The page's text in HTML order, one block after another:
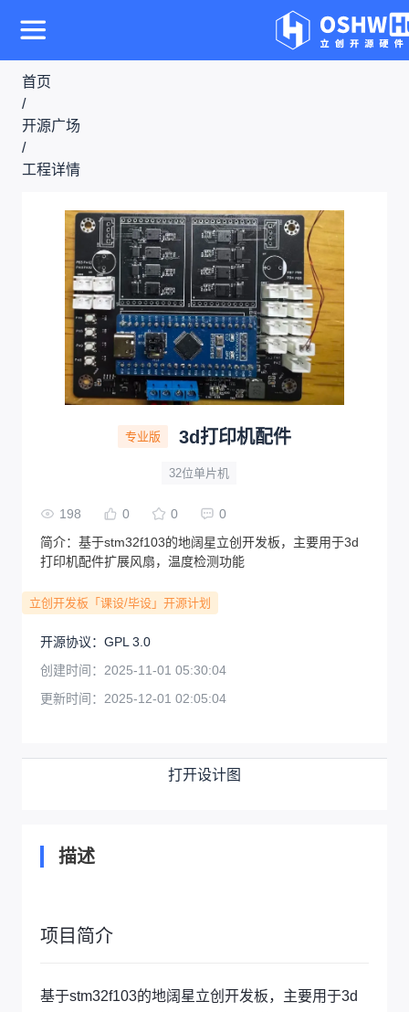
首页
/
开源广场
/
工程详情
专业版 3d打印机配件
32位单片机
198 0 0
0
简介： 基于stm32f103的地阔星立创开发板，主要用于3d
打印机配件扩展风扇，温度检测功能
立创开发板「课设/毕设」开源计划
开源协议： GPL 3.0
创建时间： 2025-11-01 05:30:04
更新时间： 2025-12-01 02:05:04
打开设计图
描述
项目简介
基于stm32f103的地阔星立创开发板，主要用于3d